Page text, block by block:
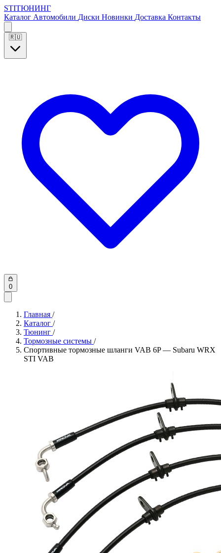
STIТЮНИНГ
Каталог Автомобили Диски Новинки Доставка Контакты
🇷🇺
0
Главная /
Каталог /
Тюнинг /
Тормозные системы /
Спортивные тормозные шланги VAB 6P — Subaru WRX
STI VAB